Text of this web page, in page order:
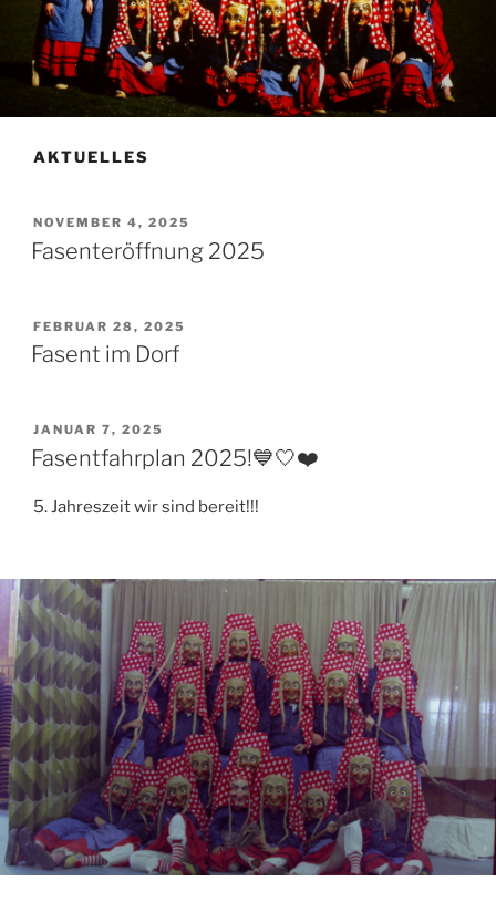
AKTUELLES
VERÖFFENTLICHT
AM
NOVEMBER 4, 2025
Fasenteröffnung 2025
VERÖFFENTLICHT
AM
FEBRUAR 28, 2025
Fasent im Dorf
VERÖFFENTLICHT
AM
JANUAR 7, 2025
Fasentfahrplan 2025!💙🤍❤️
5. Jahreszeit wir sind bereit!!!